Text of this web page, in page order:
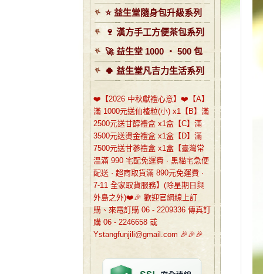
⭐️ 益生堂隨身包升級系列
🍷 漢方手工方便茶包系列
🚀 益生堂 1000 ‧ 500 包
🍀 益生堂凡吉力生活系列
❤️【2026 中秋獻禮心意】❤️【A】
滿 1000元送仙楂粒(小) x1【B】滿
2500元送甘醇禮盒 x1盒【C】滿
3500元送燙金禮盒 x1盒【D】滿
7500元送甘蔘禮盒 x1盒【臺灣常
溫滿 990 宅配免運費 · 黑貓宅急便
配送 · 超商取貨滿 890元免運費 ·
7-11 全家取貨服務】(除星期日與
外島之外)❤️🎉 歡迎官網線上訂
購、來電訂購 06 - 2209336 傳真訂
購 06 - 2246658 或
Ystangfunjili@gmail.com 🎉🎉🎉